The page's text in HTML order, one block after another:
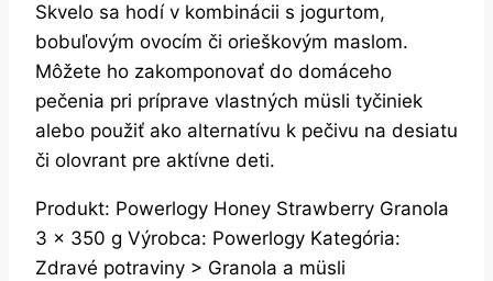
Skvelo sa hodí v kombinácii s jogurtom,
bobuľovým ovocím či orieškovým maslom.
Môžete ho zakomponovať do domáceho
pečenia pri príprave vlastných müsli tyčiniek
alebo použiť ako alternatívu k pečivu na desiatu
či olovrant pre aktívne deti.
Produkt: Powerlogy Honey Strawberry Granola
3 x 350 g Výrobca: Powerlogy Kategória:
Zdravé potraviny > Granola a müsli